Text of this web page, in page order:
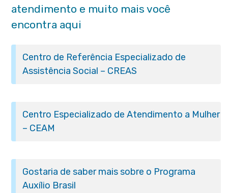
atendimento e muito mais você
encontra aqui
Centro de Referência Especializado de
Assistência Social – CREAS
Centro Especializado de Atendimento a Mulher
– CEAM
Gostaria de saber mais sobre o Programa
Auxílio Brasil